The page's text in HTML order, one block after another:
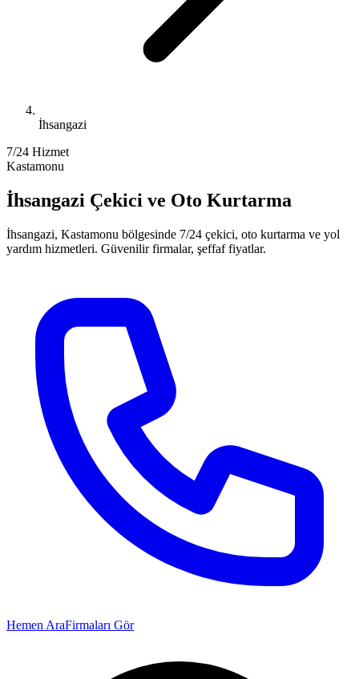
İhsangazi
7/24 Hizmet
Kastamonu
İhsangazi Çekici ve Oto Kurtarma
İhsangazi, Kastamonu bölgesinde 7/24 çekici, oto kurtarma ve yol
yardım hizmetleri. Güvenilir firmalar, şeffaf fiyatlar.
Hemen AraFirmaları Gör